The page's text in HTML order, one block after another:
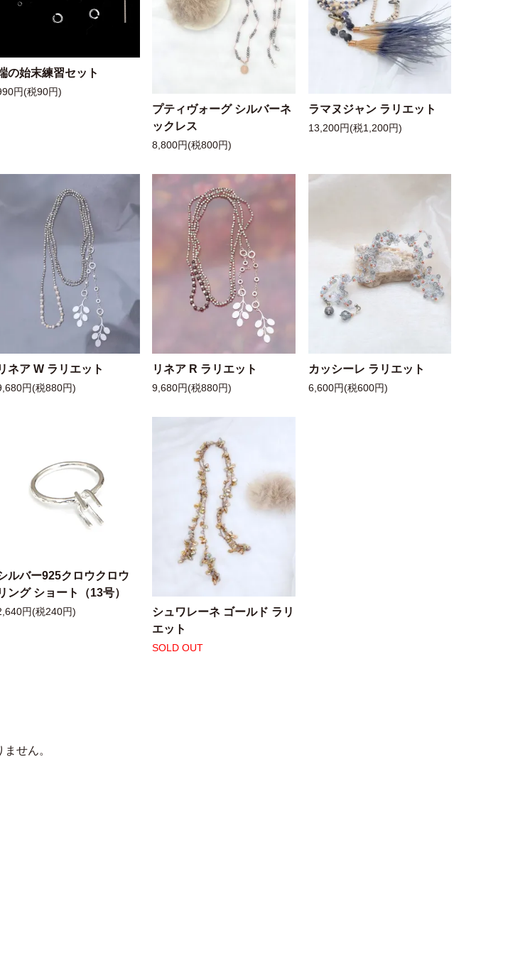
の始末練習セット
円(税90円)
プティヴォーグ シルバーネ
ックレス
8,800円(税800円)
ラマヌジャン ラリエット
13,200円(税1,200円)
ネア W ラリエット
円(税880円)
リネア R ラリエット
9,680円(税880円)
カッシーレ ラリエット
6,600円(税600円)
ルバー925クロウクロウ
ング ショート（13号）
円(税240円)
シュワレーネ ゴールド ラリ
エット
SOLD OUT
せん。